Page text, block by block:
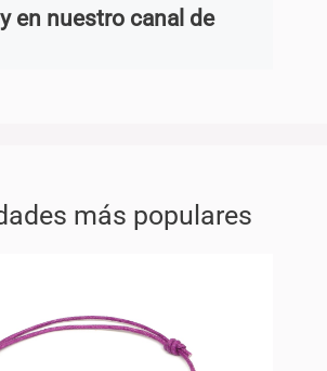
en nuestro canal de
más populares